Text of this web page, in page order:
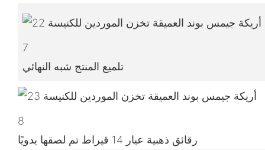
7
تلميع المنتج شبه النهائي
8
رقائق ذهبية عيار 14 قيراط تم لصقها يدويًا